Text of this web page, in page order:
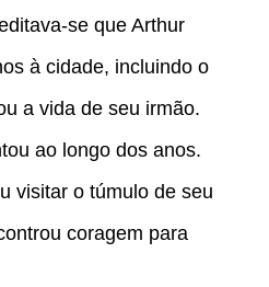
se que Arthur
à cidade, incluindo o
a vida de seu irmão.
ao longo dos anos.
visitar o túmulo de seu
coragem para